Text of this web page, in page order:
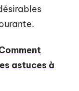
astuces à